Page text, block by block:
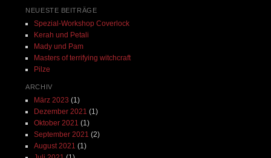
NEUESTE BEITRÄGE
Spezial-Workshop Coverlock
Kerah und Petali
Mady und Pam
Masters of terrifying witchcraft
Pilze
ARCHIV
März 2023 (1)
Dezember 2021 (1)
Oktober 2021 (1)
September 2021 (2)
August 2021 (1)